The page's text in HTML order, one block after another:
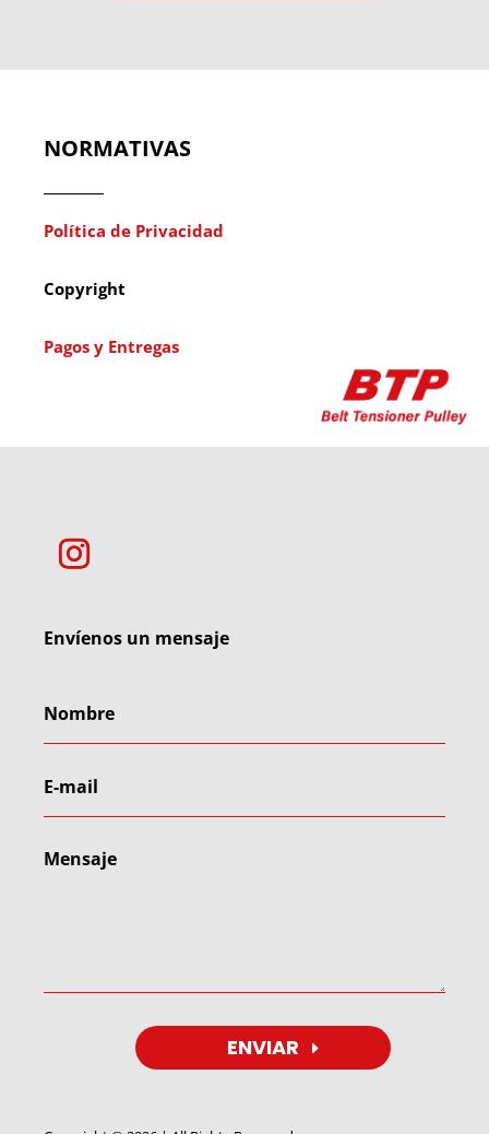
NORMATIVAS
Política de Privacidad
Copyright
Pagos y Entregas
Envíenos un mensaje
ENVIAR